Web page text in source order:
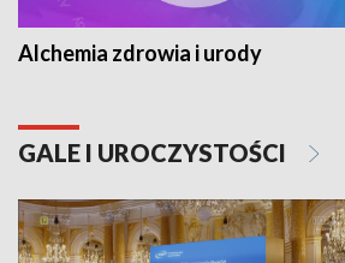
Alchemia zdrowia i urody
GALE I UROCZYSTOŚCI